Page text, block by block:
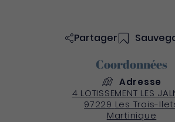
Partager
Coordonnées
Adresse
4 LOTISSEMENT LES
97229 Les Trois-
Martinique